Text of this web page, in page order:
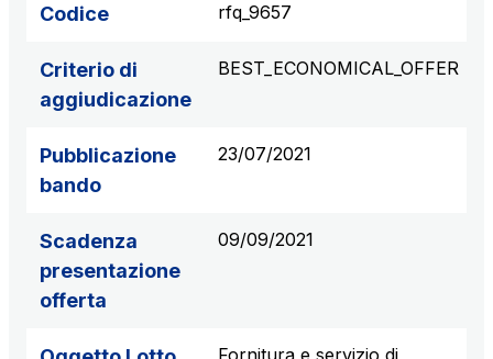
Codice rfq_9657
Criterio di
aggiudicazione
BEST_ECONOMICAL_OFFER
Pubblicazione
bando
23/07/2021
Scadenza
presentazione
offerta
09/09/2021